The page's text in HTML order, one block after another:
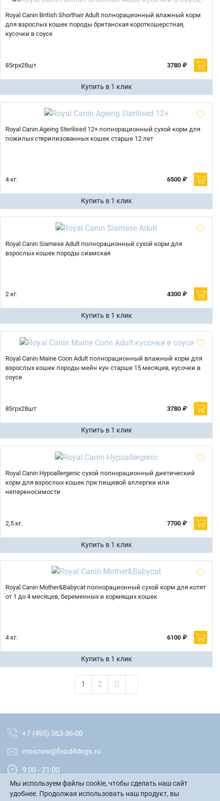
Royal Canin British Shorthair Adult полнорационный влажный корм
для взрослых кошек породы британская короткошерстная,
кусочки в соусе
85грх28шт 3780 ₽
Купить в 1 клик
Royal Canin Ageing Sterilised 12+ полнорационный сухой корм для
пожилых стерилизованных кошек старше 12 лет
4 кг. 6500 ₽
Купить в 1 клик
Royal Canin Siamese Adult полнорационный сухой корм для
взрослых кошек породы сиамская
2 кг. 4300 ₽
Купить в 1 клик
Royal Canin Maine Coon Adult полнорационный влажный корм для
взрослых кошек породы мейн кун старше 15 месяцев, кусочки в
соусе
85грх28шт 3780 ₽
Купить в 1 клик
Royal Canin Hypoallergenic сухой полнорационный диетический
корм для взрослых кошек при пищевой аллергии или
непереносимости
2,5 кг. 7700 ₽
Купить в 1 клик
Royal Canin Mother&Babycat полнорационный сухой корм для котят
от 1 до 4 месяцев, беременных и кормящих кошек
4 кг. 6100 ₽
Купить в 1 клик
1 2
+7 (495) 363-36-00
moscow@food4dogs.ru
9:00 - 21:00
Москва и МО
Мы используем файлы cookie, чтобы сделать наш сайт
удобнее. Продолжая использовать наш продукт, вы